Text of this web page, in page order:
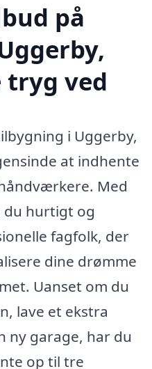
på
ved
i Uggerby,
at indhente
Med
du hurtigt og
fagfolk, der
dine drømme
Uanset om du
lave et ekstra
ny garage, har du
op til tre